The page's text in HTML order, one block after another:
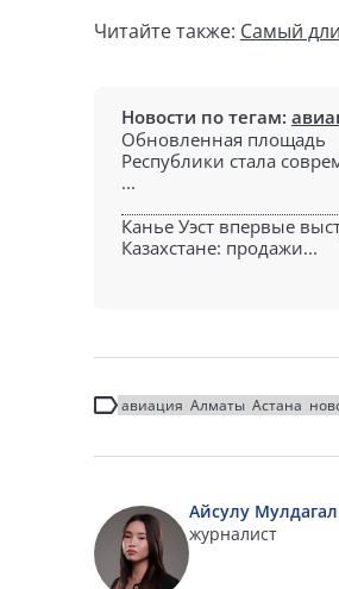
Читайте также: Самый
Новости по тегам:
Обновленная площадь
Республики стала
...
Канье Уэст впервые
Казахстане: продажи...
авиация Алматы Астана
Айсулу
журналист